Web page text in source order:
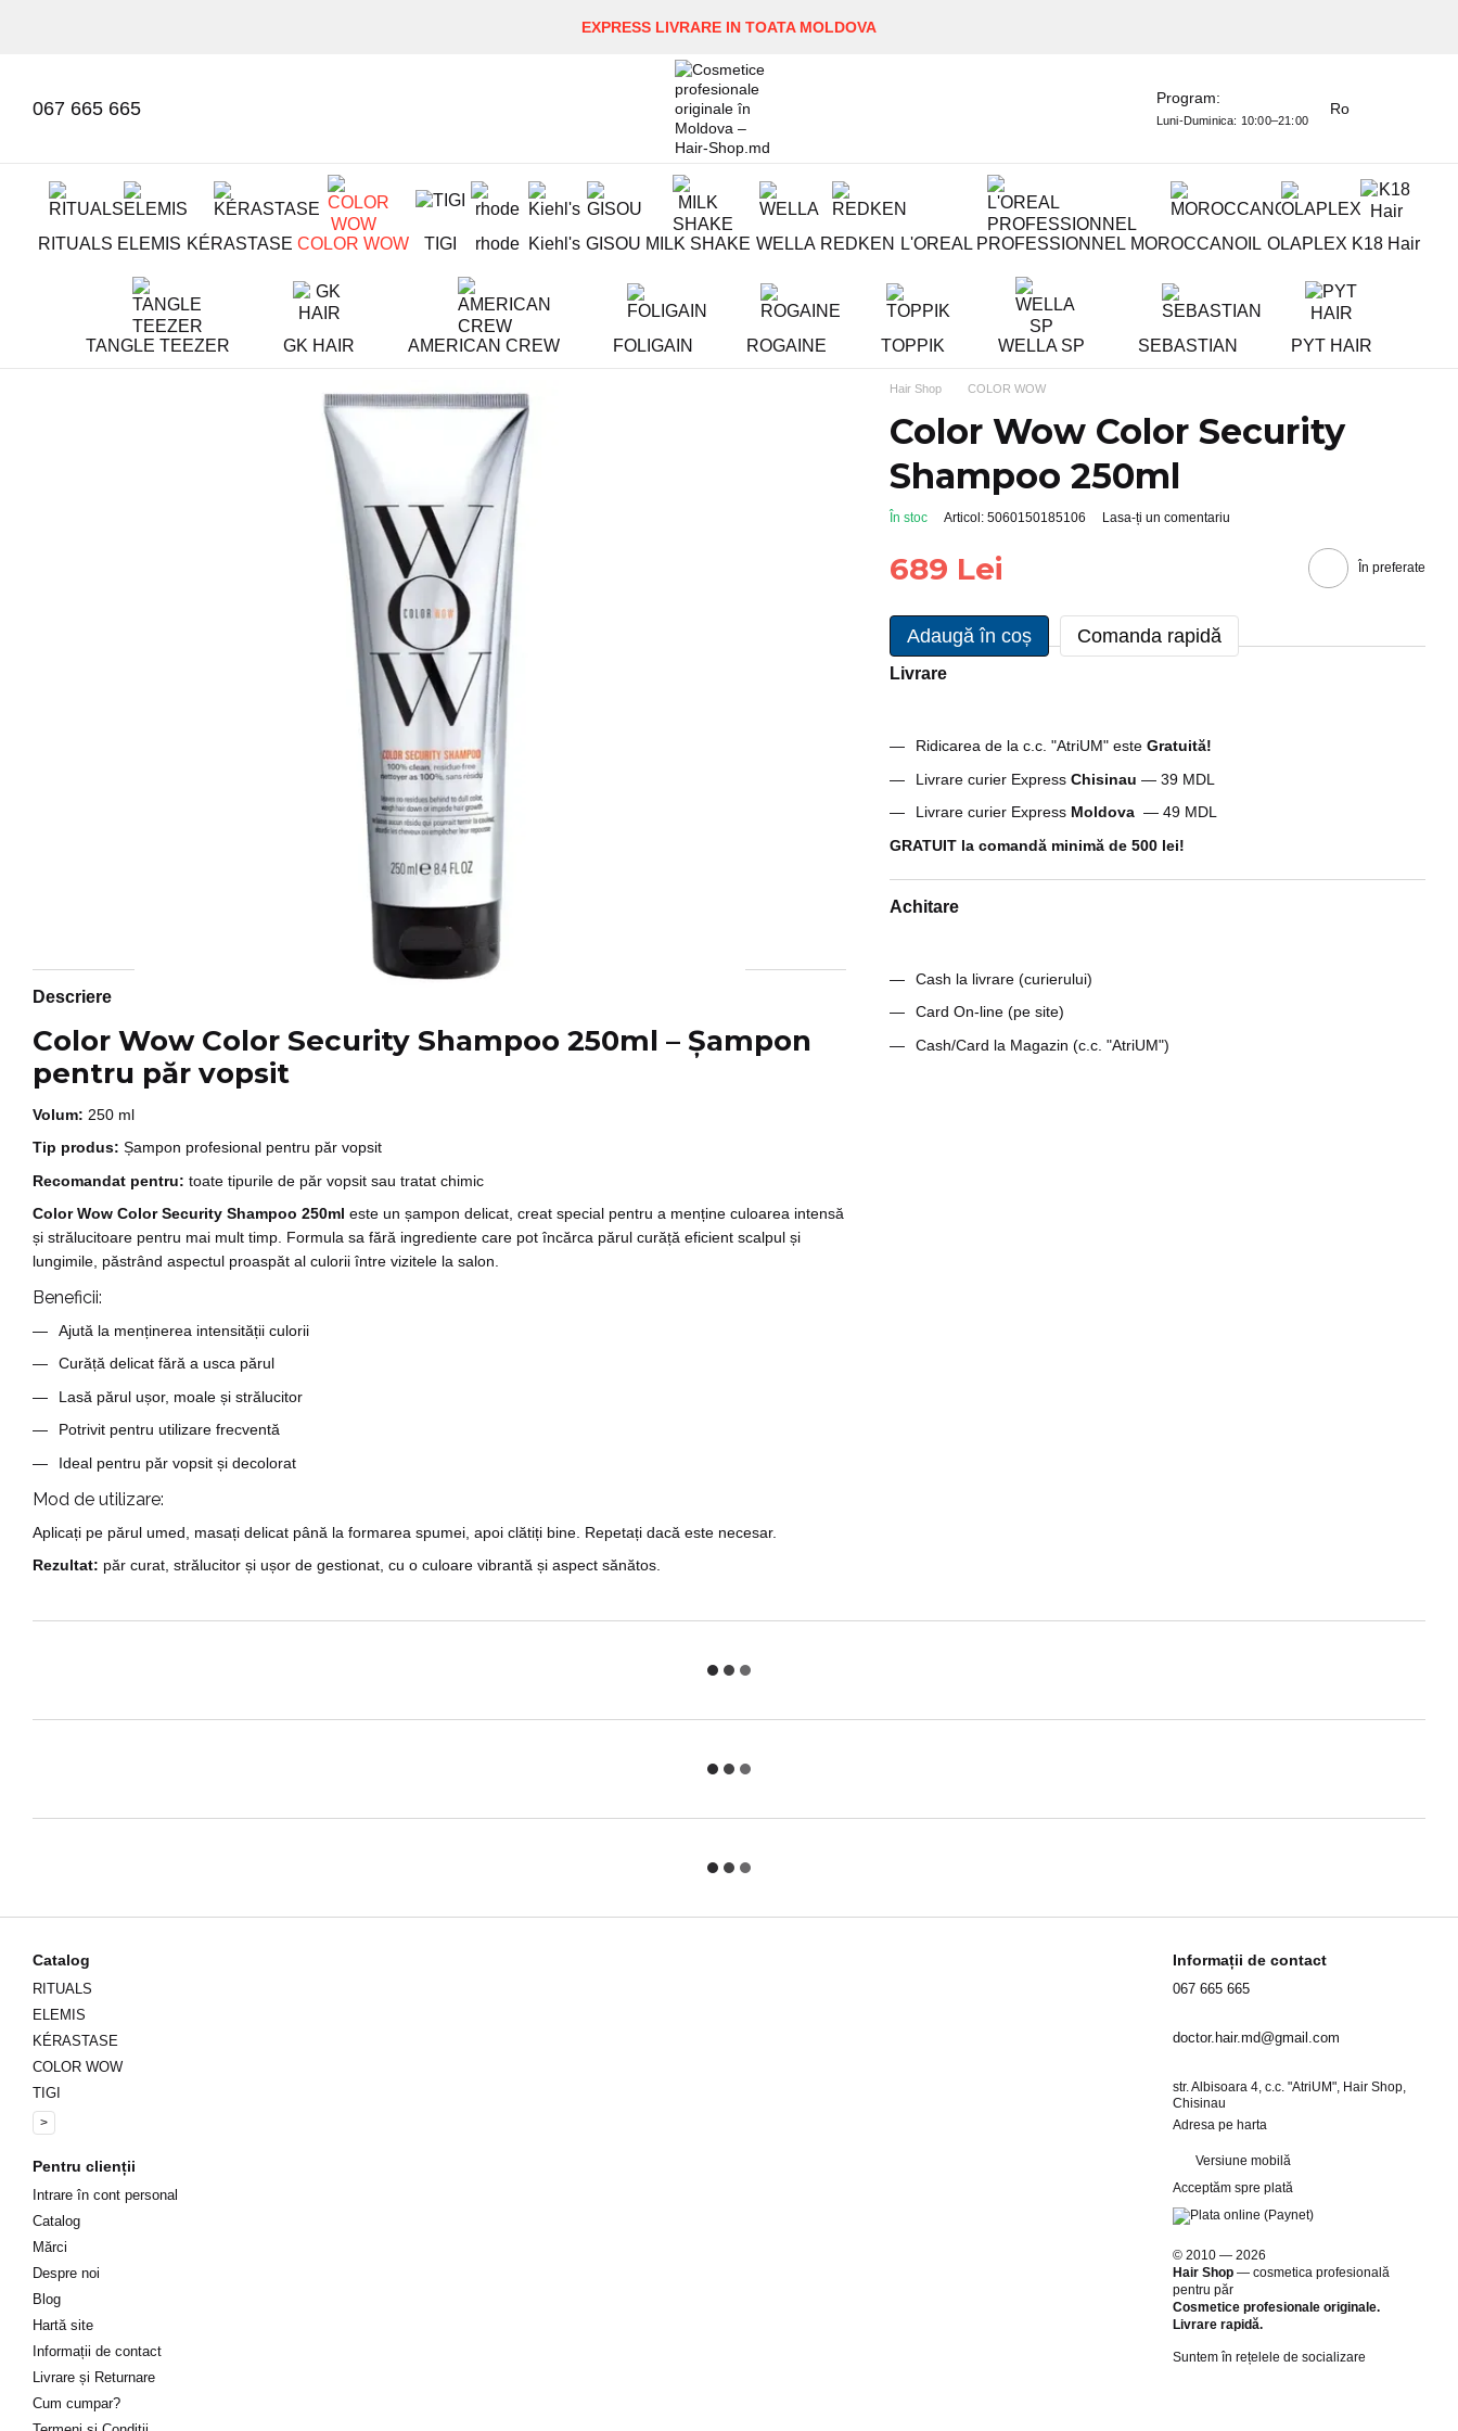
EXPRESS LIVRARE IN TOATA MOLDOVA
067 665 665 Program:
Luni-Duminica: 10:00–21:00
Ro
RITUALS ELEMIS KÉRASTASE COLOR WOW TIGI rhode Kiehl's GISOU MILK SHAKE WELLA REDKEN L'OREAL PROFESSIONNEL MOROCCANOIL OLAPLEX K18 Hair
TANGLE TEEZER GK HAIR AMERICAN CREW FOLIGAIN ROGAINE TOPPIK WELLA SP SEBASTIAN PYT HAIR
Descriere
Color Wow Color Security Shampoo 250ml – Șampon
pentru păr vopsit
Volum: 250 ml
Tip produs: Șampon profesional pentru păr vopsit
Recomandat pentru: toate tipurile de păr vopsit sau tratat chimic
Color Wow Color Security Shampoo 250ml este un șampon delicat, creat special pentru a menține culoarea intensă
și strălucitoare pentru mai mult timp. Formula sa fără ingrediente care pot încărca părul curăță eficient scalpul și
lungimile, păstrând aspectul proaspăt al culorii între vizitele la salon.
Beneficii:
Ajută la menținerea intensității culorii
Curăță delicat fără a usca părul
Lasă părul ușor, moale și strălucitor
Potrivit pentru utilizare frecventă
Ideal pentru păr vopsit și decolorat
Mod de utilizare:
Aplicați pe părul umed, masați delicat până la formarea spumei, apoi clătiți bine. Repetați dacă este necesar.
Rezultat: păr curat, strălucitor și ușor de gestionat, cu o culoare vibrantă și aspect sănătos.
Hair Shop COLOR WOW
Color Wow Color Security
Shampoo 250ml
În stoc Articol: 5060150185106 Lasa-ți un comentariu
689 Lei În preferate
Adaugă în coș Comanda rapidă
Livrare
Ridicarea de la c.c. "AtriUM" esteGratuită!
Livrare curier ExpressChisinau — 39 MDL
Livrare curier Express Moldova — 49 MDL
GRATUIT la comandă minimă de 500 lei!
Achitare
Cash la livrare (curierului)
Card On-line (pe site)
Cash/Card la Magazin (c.c. "AtriUM")
Catalog
RITUALS
ELEMIS
KÉRASTASE
COLOR WOW
TIGI
>
Pentru clienții
Intrare în cont personal
Catalog
Mărci
Despre noi
Blog
Hartă site
Informații de contact
Livrare și Returnare
Cum cumpar?
Informații de contact
067 665 665
doctor.hair.md@gmail.com
str. Albisoara 4, c.c. "AtriUM", Hair Shop,
Chisinau
Adresa pe harta
Versiune mobilă
Acceptăm spre plată
© 2010 — 2026
Hair Shop —cosmetica profesională
pentru păr
Cosmetice profesionale originale.
Livrare rapidă.
Suntem în rețelele de socializare